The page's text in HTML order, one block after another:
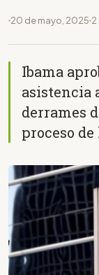
20 de mayo, 2025 2
Ibama
asistencia
derrames
proceso